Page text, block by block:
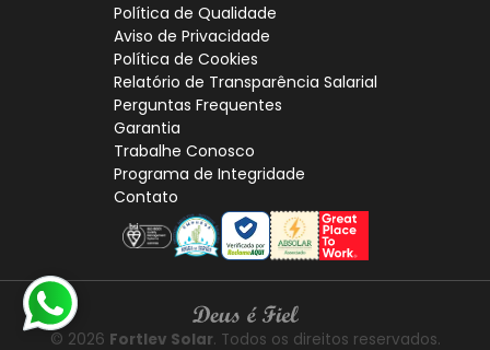
Política de Qualidade
Aviso de Privacidade
Política de Cookies
Relatório de Transparência Salarial
Perguntas Frequentes
Garantia
Trabalhe Conosco
Programa de Integridade
Contato
© 2026 Fortlev Solar. Todos os direitos reservados.